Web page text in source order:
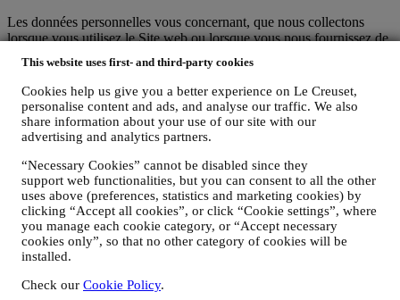
This website uses first- and third-party cookies
Cookies help us give you a better experience on Le Creuset,
personalise content and ads, and analyse our traffic. We also
share information about your use of our site with our
advertising and analytics partners.
“Necessary Cookies” cannot be disabled since they
support web functionalities, but you can consent to all the other
uses above (preferences, statistics and marketing cookies) by
clicking “Accept all cookies”, or click “Cookie settings”, where
you manage each cookie category, or “Accept necessary
cookies only”, so that no other category of cookies will be
installed.
Check our Cookie Policy.
Les données personnelles vous concernant, que nous collectons
lorsque vous utilisez le Site web ou lorsque vous nous fournissez de
personnelle, sont dûment protégées et vos droits au respect de la vie
privée sont expliqués sous le paragraphe 8 ci-dessous.
2. QUI RECUEILLE VOS DONNEES PERSONNELLES ?
Le contrôleur des données relatives aux services d’e-commerce
proposés sur le Site web est Le Creuset Benelux SA, dont le siège
Bruxelles, Belgique.
Si vous acceptez de recevoir des communications commerciales de
notre part, vous ferez partie de la base de données des
consommateurs du groupe Le Creuset. Celle-ci est gérée
conjointement, par Le Creuset BENELUX et Group AG, dont le
siège social est situé à Neuhofstrasse 4, 6340 Baar, en Suisse. Son
représentant désigné dans l'UE est Le Creuset SL, numéro de TVA
B62153630, dont les bureaux sont situés Paseo de Gracia 9 2º,